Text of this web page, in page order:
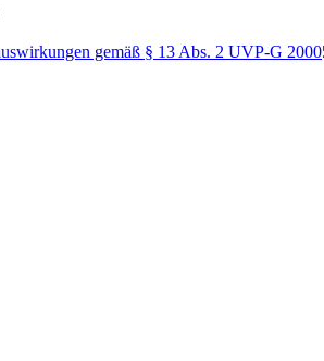
gemäß § 13 Abs. 2 UVP-G 2000